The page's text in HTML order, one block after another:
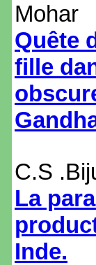
Mohar
Quête
fille
C.S
La
Inde.